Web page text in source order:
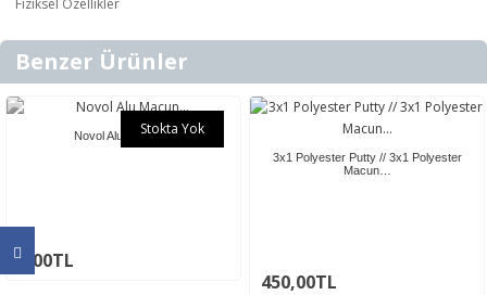
Benzer Ürünler
Stokta Yok
Novol Alu Macun…
0,00TL
3x1 Polyester Putty // 3x1 Polyester
Macun…
450,00TL